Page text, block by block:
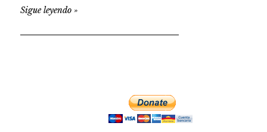
Sigue leyendo »